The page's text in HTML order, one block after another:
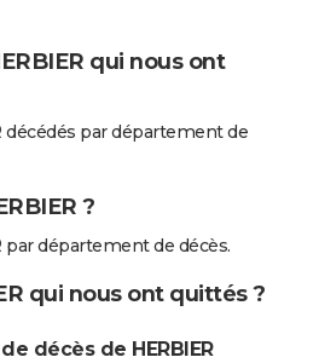
qui nous ont
décédés par département de
?
département de décès.
qui nous ont quittés ?
décès de HERBIER